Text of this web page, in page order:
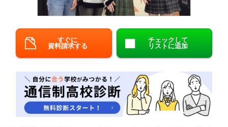
閉じる
すぐに
資料請求する
チェックして
リストに追加